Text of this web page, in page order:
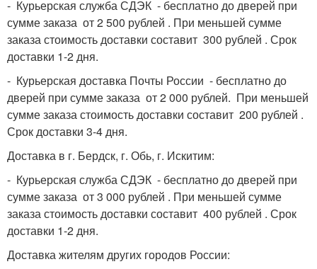
- Курьерская служба СДЭК - бесплатно до дверей при
сумме заказа от 2 500 рублей . При меньшей сумме
заказа стоимость доставки составит 300 рублей . Срок
доставки 1-2 дня.
- Курьерская доставка Почты России - бесплатно до
дверей при сумме заказа от 2 000 рублей. При меньшей
сумме заказа стоимость доставки составит 200 рублей .
Срок доставки 3-4 дня.
Доставка в г. Бердск, г. Обь, г. Искитим:
- Курьерская служба СДЭК - бесплатно до дверей при
сумме заказа от 3 000 рублей . При меньшей сумме
заказа стоимость доставки составит 400 рублей . Срок
доставки 1-2 дня.
Доставка жителям других городов России: